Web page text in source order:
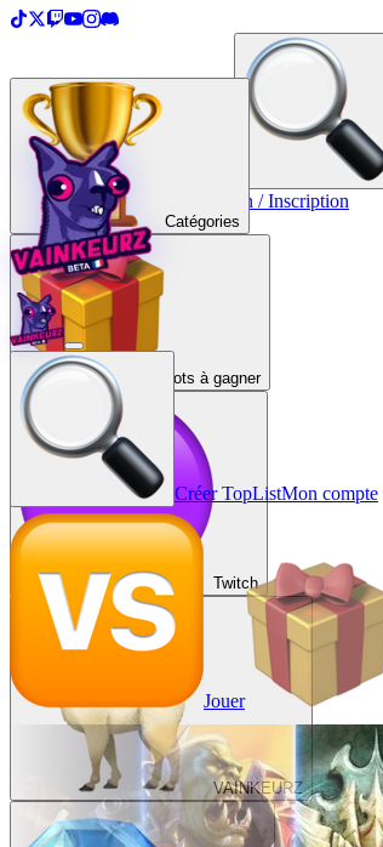
Créer une TopList Connexion / Inscription
Catégories
Lots à gagner
Twitch
VAINKEURZ
Créer TopListMon compte
Jouer